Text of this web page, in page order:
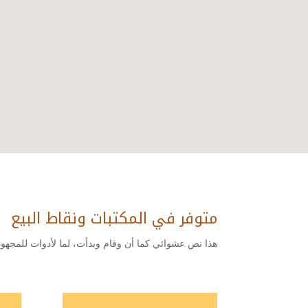
متوفر في المكتبات ونقاط البيع
هذا نص عشوائي كما أن وقام وبدأت، لما لأدوات للمجهود